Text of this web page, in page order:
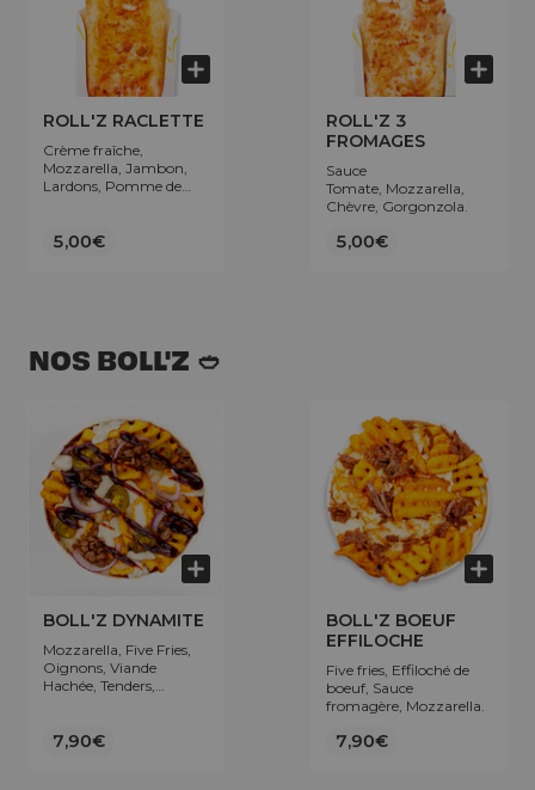
ROLL'Z RACLETTE
Crème fraîche,
Mozzarella, Jambon,
Lardons, Pomme de
5,00€
ROLL'Z 3
FROMAGES
Sauce
Tomate, Mozzarella,
Chèvre, Gorgonzola.
5,00€
NOS BOLL'Z 🥙
BOLL'Z DYNAMITE
Mozzarella, Five Fries,
Oignons, Viande
Hachée, Tenders,
Dynamite.
7,90€
BOLL'Z BOEUF
EFFILOCHE
Five fries, Effiloché de
boeuf, Sauce
fromagère, Mozzarella.
7,90€